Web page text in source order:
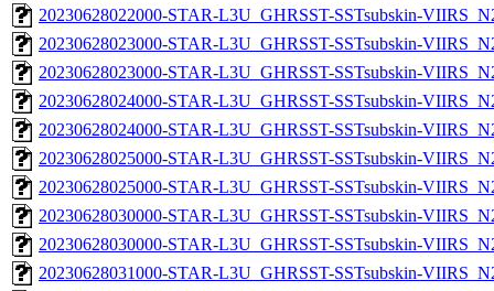
20230628022000-STAR-L3U_GHRSST-SSTsubskin-
20230628023000-STAR-L3U_GHRSST-SSTsubskin-
20230628023000-STAR-L3U_GHRSST-SSTsubskin-
20230628024000-STAR-L3U_GHRSST-SSTsubskin-
20230628024000-STAR-L3U_GHRSST-SSTsubskin-
20230628025000-STAR-L3U_GHRSST-SSTsubskin-
20230628025000-STAR-L3U_GHRSST-SSTsubskin-
20230628030000-STAR-L3U_GHRSST-SSTsubskin-
20230628030000-STAR-L3U_GHRSST-SSTsubskin-
20230628031000-STAR-L3U_GHRSST-SSTsubskin-